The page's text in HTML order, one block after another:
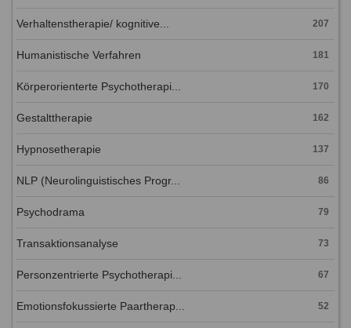
Verhaltenstherapie/ kognitive... 207
Humanistische Verfahren 181
Körperorienterte Psychotherapi... 170
Gestalttherapie 162
Hypnosetherapie 137
NLP (Neurolinguistisches Progr... 86
Psychodrama 79
Transaktionsanalyse 73
Personzentrierte Psychotherapi... 67
Emotionsfokussierte Paartherap... 52